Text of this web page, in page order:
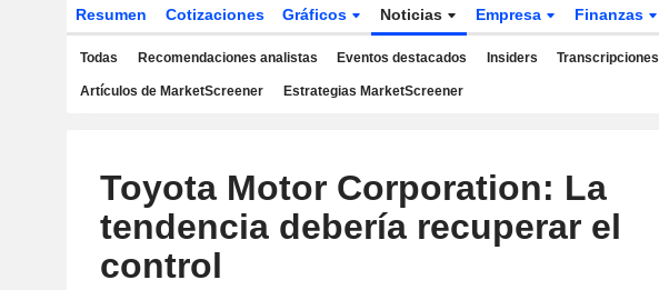
Resumen Cotizaciones Gráficos Noticias Empresa Finanzas
Todas Recomendaciones analistas Eventos destacados Insiders Transcripciones
Artículos de MarketScreener Estrategias MarketScreener
Toyota Motor Corporation: La
tendencia debería recuperar el
control